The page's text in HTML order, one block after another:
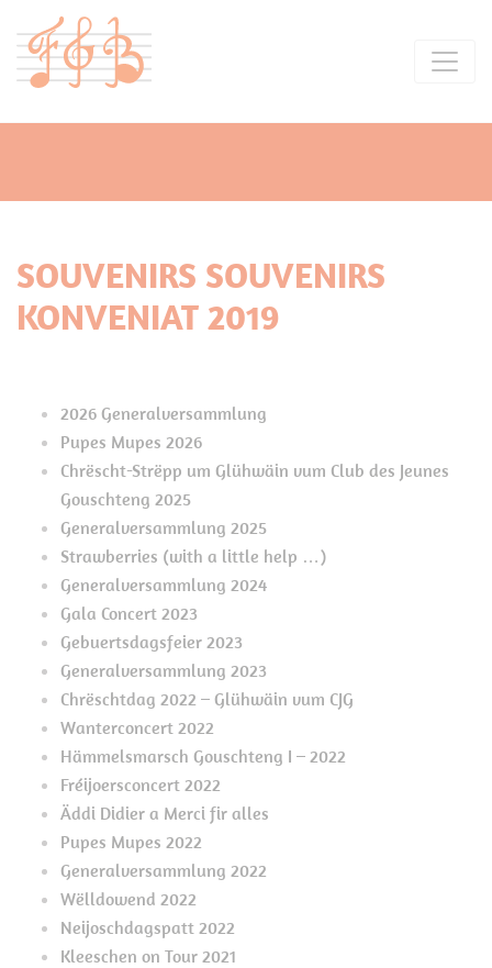
SOUVENIRS SOUVENIRS
KONVENIAT 2019
2026 Generalversammlung
Pupes Mupes 2026
Chrëscht-Strëpp um Glühwäin vum Club des Jeunes
Gouschteng 2025
Generalversammlung 2025
Strawberries (with a little help …)
Generalversammlung 2024
Gala Concert 2023
Gebuertsdagsfeier 2023
Generalversammlung 2023
Chrëschtdag 2022 – Glühwäin vum CJG
Wanterconcert 2022
Hämmelsmarsch Gouschteng I – 2022
Fréijoersconcert 2022
Äddi Didier a Merci fir alles
Pupes Mupes 2022
Generalversammlung 2022
Wëlldowend 2022
Neijoschdagspatt 2022
Kleeschen on Tour 2021